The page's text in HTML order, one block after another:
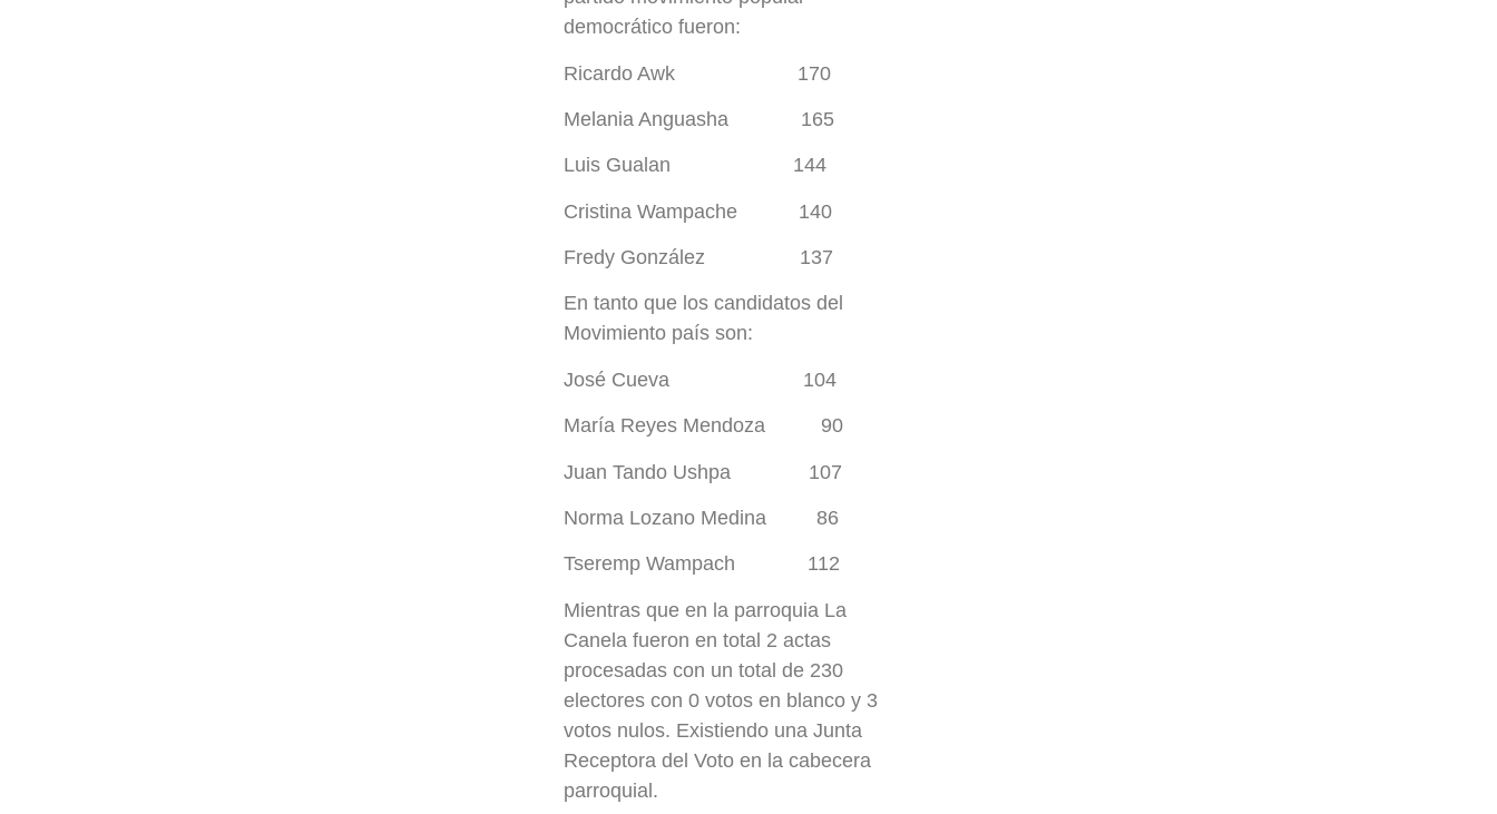
democrático fueron:
Ricardo Awk 170
Melania Anguasha 165
Luis Gualan 144
Cristina Wampache 140
Fredy González 137
En tanto que los candidatos del
Movimiento país son:
José Cueva 104
María Reyes Mendoza 90
Juan Tando Ushpa 107
Norma Lozano Medina 86
Tseremp Wampach 112
Mientras que en la parroquia La
Canela fueron en total 2 actas
procesadas con un total de 230
electores con 0 votos en blanco y 3
votos nulos. Existiendo una Junta
Receptora del Voto en la cabecera
parroquial.